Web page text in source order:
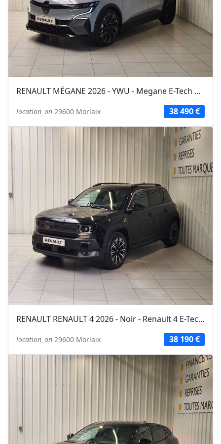
RENAULT MÉGANE 2026 - YWU - Megane E-Tech 220 ch autonomie confort esprit Alpine
location_on 29600 Morlaix 38 490 €
RENAULT RENAULT 4 2026 - Noir - Renault 4 E-Tech Electrique 150 ch autonomie...
location_on 29600 Morlaix 38 190 €